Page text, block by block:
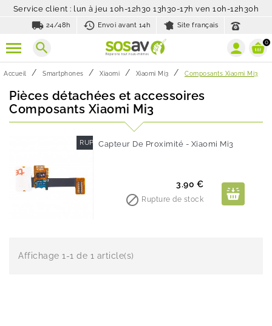
Service client : lun à jeu 10h-12h30 13h30-17h ven 10h-12h30h
local_shipping 24/48h history_toggle_off
Envoi avant 14h Site français
search 0
Accueil Smartphones Xiaomi Xiaomi Mi3 Composants Xiaomi Mi3
Pièces détachées et accessoires
Composants Xiaomi Mi3
RUPTURE DE STOCK
Capteur De Proximité - Xiaomi Mi3
Prix
3.90 €
 Rupture de stock
Affichage 1-1 de 1 article(s)